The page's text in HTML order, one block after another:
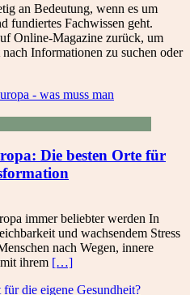
an Bedeutung, wenn es um
fundiertes Fachwissen geht.
Online-Magazine zurück, um
Informationen zu suchen oder
Die besten Orte für
immer beliebter werden In
und wachsendem Stress
nach Wegen, innere
ihrem […]